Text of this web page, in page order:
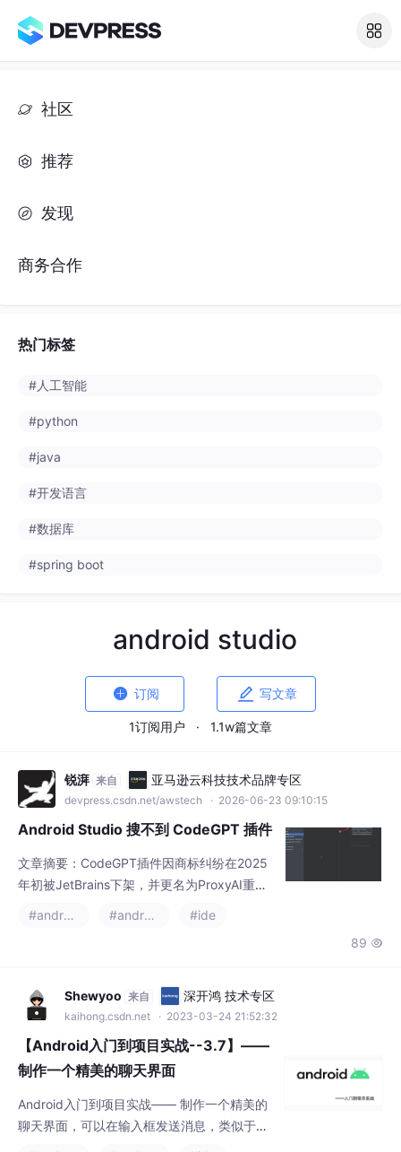
社区
推荐
发现
商务合作
热门标签
#人工智能
#python
#java
#开发语言
#数据库
#spring boot
android studio
 订阅  写文章
1订阅用户 · 1.1w篇文章
锐湃 来自 亚马逊云科技技术品牌专区
devpress.csdn.net/awstech · 2026-06-23 09:10:15
Android Studio 搜不到 CodeGPT 插件
文章摘要：CodeGPT插件因商标纠纷在2025
年初被JetBrains下架，并更名为ProxyAI重新
络设置，确保插件仓库地址正确。还涉及JCEF
运行时缺失的问题，需注意兼容性。
#android studio #android
#ide
89 
Shewyoo 来自 深开鸿 技术专区
kaihong.csdn.net · 2023-03-24 21:52:32
【Android入门到项目实战--3.7】——
制作一个精美的聊天界面
Android入门到项目实战—— 制作一个精美的
聊天界面，可以在输入框发送消息，类似于微